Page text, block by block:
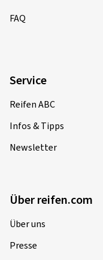
FAQ
Service
Reifen ABC
Infos & Tipps
Newsletter
Über reifen.com
Über uns
Presse